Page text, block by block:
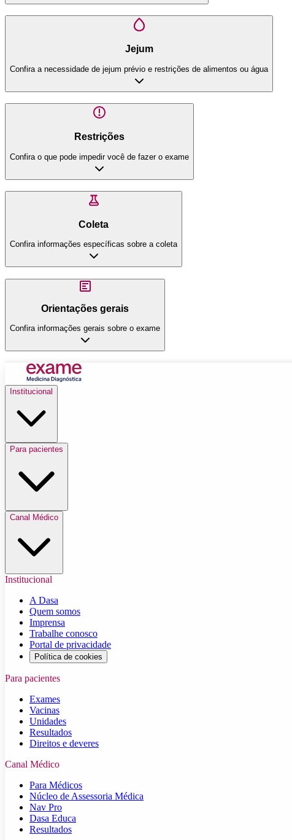
Jejum
Confira a necessidade de jejum prévio e restrições de alimentos ou água
Restrições
Confira o que pode impedir você de fazer o exame
Coleta
Confira informações específicas sobre a coleta
Orientações gerais
Confira informações gerais sobre o exame
Institucional
Para pacientes
Canal Médico
Institucional
A Dasa
Quem somos
Imprensa
Trabalhe conosco
Portal de privacidade
Política de cookies
Para pacientes
Exames
Vacinas
Unidades
Resultados
Direitos e deveres
Canal Médico
Para Médicos
Núcleo de Assessoria Médica
Nav Pro
Dasa Educa
Resultados